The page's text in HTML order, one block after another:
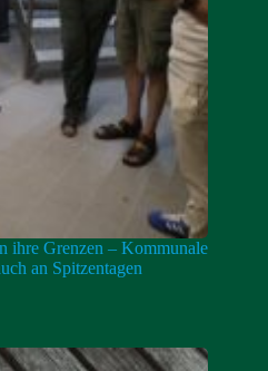
ihre Grenzen – Kommunale
an Spitzentagen